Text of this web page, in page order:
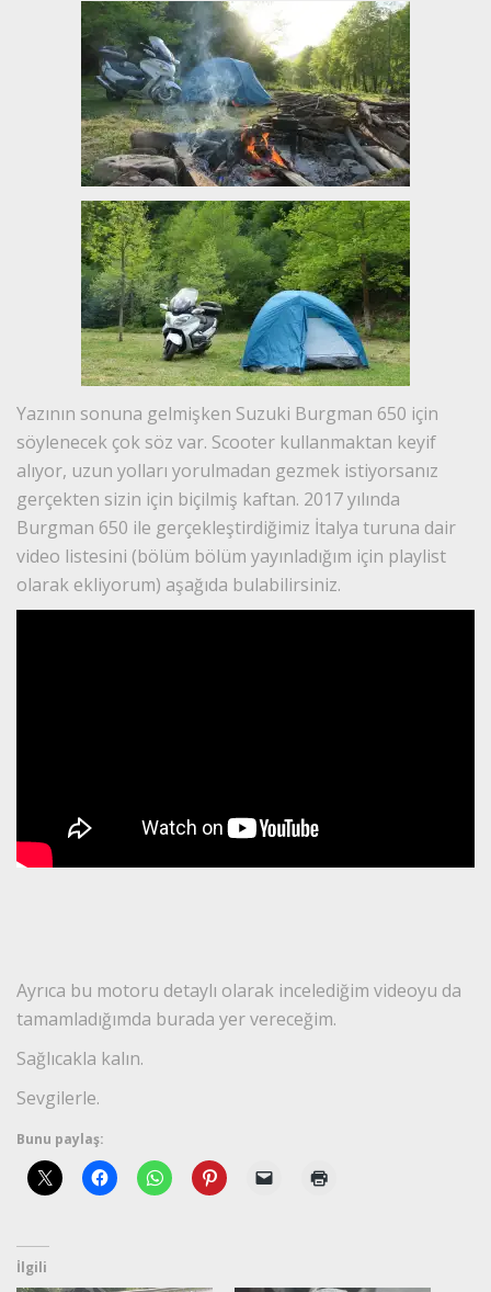
Yazının sonuna gelmişken Suzuki Burgman 650 için
söylenecek çok söz var. Scooter kullanmaktan keyif
alıyor, uzun yolları yorulmadan gezmek istiyorsanız
gerçekten sizin için biçilmiş kaftan. 2017 yılında
Burgman 650 ile gerçekleştirdiğimiz İtalya turuna dair
video listesini (bölüm bölüm yayınladığım için playlist
olarak ekliyorum) aşağıda bulabilirsiniz.
Ayrıca bu motoru detaylı olarak incelediğim videoyu da
tamamladığımda burada yer vereceğim.
Sağlıcakla kalın.
Sevgilerle.
Bunu paylaş:
İlgili